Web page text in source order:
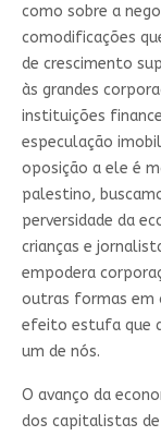
como sobre a
comodificações
de crescimento
às grandes
instituições
especulação
oposição a ele é
palestino,
perversidade da
crianças e
empodera
outras formas em
efeito estufa que
um de nós.
O avanço da
dos capitalistas